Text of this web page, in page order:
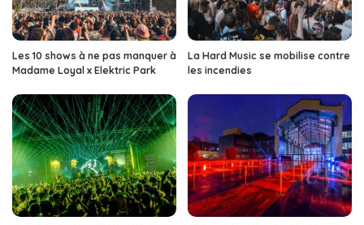
Les 10 shows à ne pas manquer à
Madame Loyal x Elektric Park
La Hard Music se mobilise contre
les incendies